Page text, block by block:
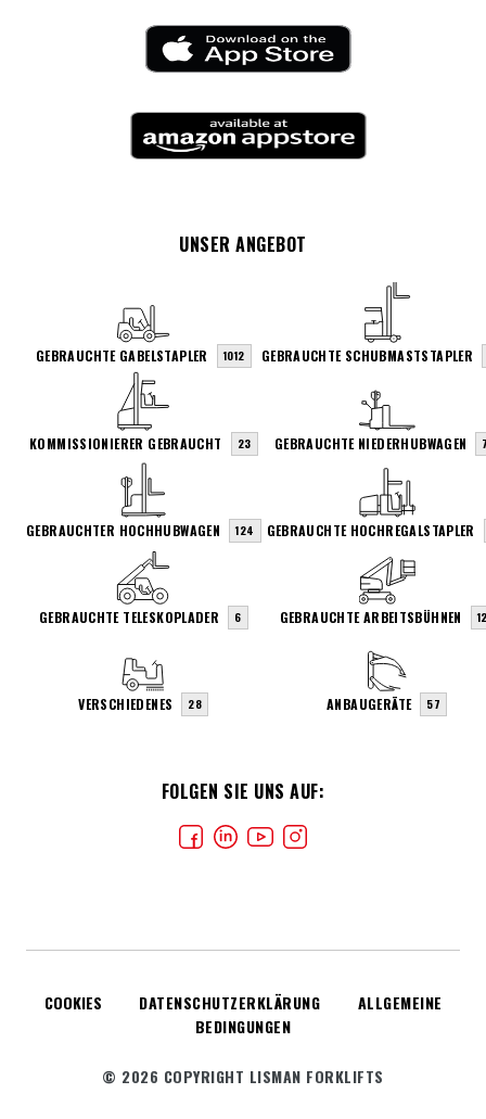
FOLGEN SIE UNS AUF:
UNSER ANGEBOT
GEBRAUCHTE GABELSTAPLER 1012 GEBRAUCHTE SCHUBMASTSTAPLER
KOMMISSIONIERER GEBRAUCHT 23 GEBRAUCHTE NIEDERHUBWAGEN
GEBRAUCHTER HOCHHUBWAGEN 124 GEBRAUCHTE HOCHREGALSTAPLER
GEBRAUCHTE TELESKOPLADER 6 GEBRAUCHTE ARBEITSBÜHNEN
VERSCHIEDENES 28 ANBAUGERÄTE 57
COOKIES DATENSCHUTZERKLÄRUNG
ALLGEMEINE
BEDINGUNGEN
© 2026 COPYRIGHT LISMAN FORKLIFTS